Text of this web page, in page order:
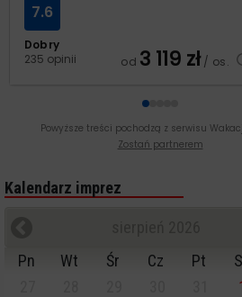
Dobry
235 opinii
7.6
od 3 119 zł/ os.
Powyższe treści pochodzą z serwisu
Zostań partnerem
Kalendarz imprez
Pn
Wt Śr Cz Pt